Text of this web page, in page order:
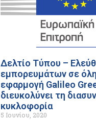
Δελτίο Τύπου –
εμπορευμάτων σε
εφαρμογή Galileo
διευκολύνει τη
κυκλοφορία
5 Ιουνίου, 2020